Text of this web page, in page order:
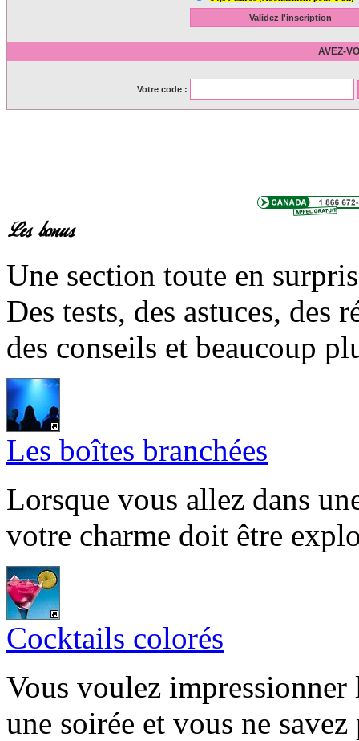
AVEZ-
Votre code :
Une section toute en
Des tests, des astuces, des
des conseils et beaucoup
Les boîtes branchées
Lorsque vous allez dans
votre charme doit être
Cocktails colorés
Vous voulez impressionner
une soirée et vous ne